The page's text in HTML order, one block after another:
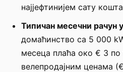
најјефтинијем сату
Типичан месечни рачун
домаћинство са 5 000
месеца плаћа око € 3 по
велепродајним ценама